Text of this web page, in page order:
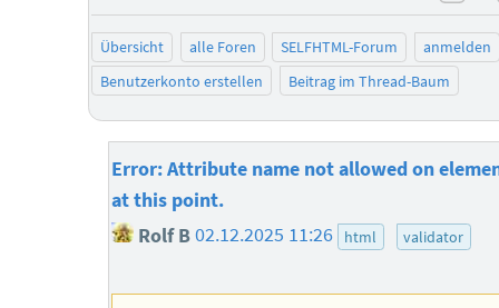
Übersicht alle Foren SELFHTML-Forum
anmelden
Benutzerkonto erstellen
Beitrag im Thread-Baum
Error: Attribute name not allowed on
at this point.
Rolf B 02.12.2025 11:26 html validator